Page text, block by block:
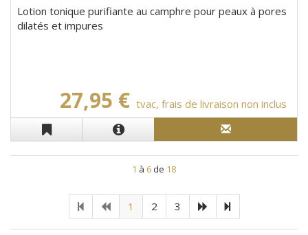
Lotion tonique purifiante au camphre pour peaux à pores
dilatés et impures
27,95 € tvac, frais de livraison non inclus
1 à 6 de 18
1 2 3